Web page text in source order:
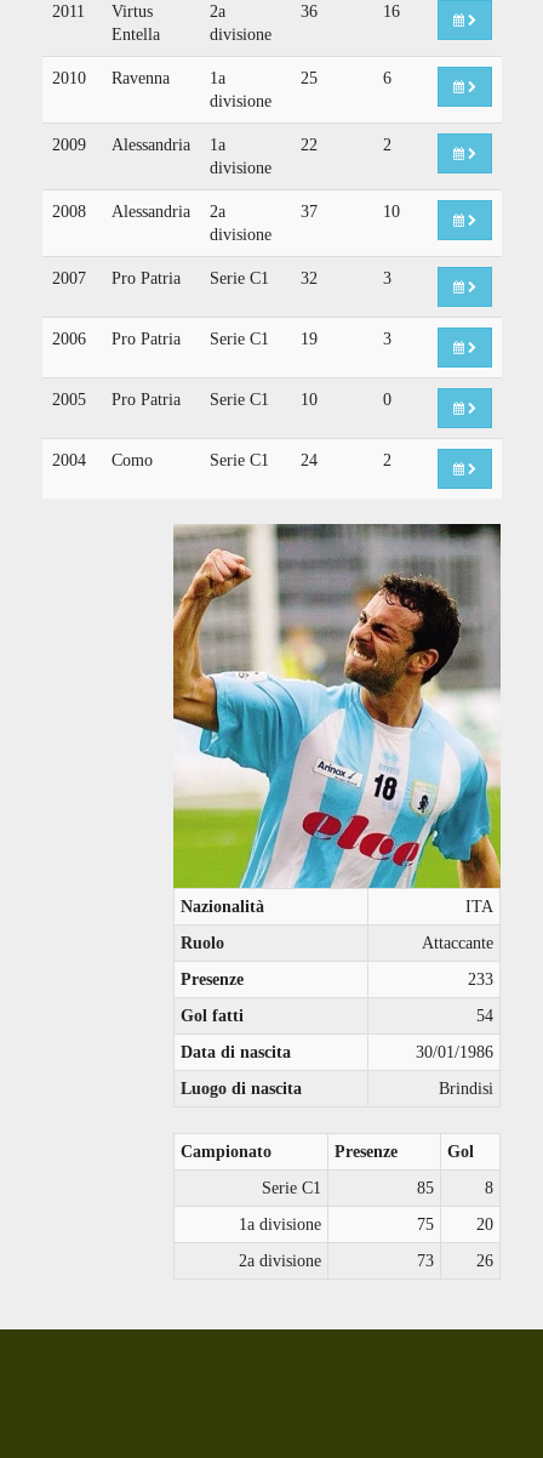
2011
Virtus
Entella
2a
divisione
36 16
2010 Ravenna
1a
divisione
25 6
2009 Alessandria
1a
divisione
22 2
2008 Alessandria
2a
divisione
37 10
2007 Pro Patria Serie C1 32 3
2006 Pro Patria Serie C1 19 3
2005 Pro Patria Serie C1 10 0
2004 Como Serie C1 24 2
Nazionalità
ITA
Ruolo
Attaccante
Presenze
233
Gol fatti
54
Data di nascita
30/01/1986
Luogo di nascita
Brindisi
Campionato Presenze
Gol
Serie C1
85
8
1a divisione
75
20
2a divisione
73 26